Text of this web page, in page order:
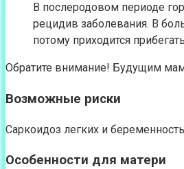
В послеродовом периоде
рецидив заболевания. В
потому приходится
Обратите внимание! Будущим
Возможные риски
Саркоидоз легких и
Особенности для матери